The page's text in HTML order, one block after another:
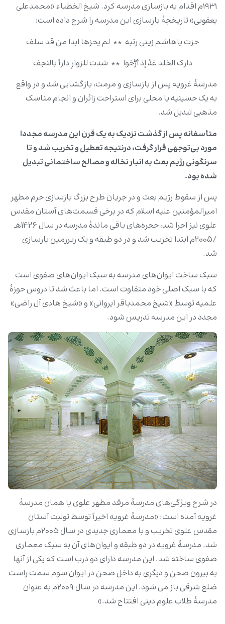
۱۹۳۱م اقدام به بازسازی مدرسه کرد. شیخ الخطباء «محمدعلی
یعقوبی» تاریخچۀ بازسازی این مدرسه را شرح داده است:
حزت یاهاشم زینی رتبه ** لم یحزها ابدا من قد سلف
دارک الخلد غدً إذ أرَّخوا ** شدت للزوارِ داراً بالنجف
مدرسۀ غرویه پس از بازسازی و مرمت، بازگشایی شد و در واقع
به یک حسینیه یا محلی برای استراحت زائران و انجام مناسک
مذهبی تبدیل شد.
متأسفانه پس از گذشت نزدیک به یک قرن این مدرسه مجددا
مورد بی‌توجهی قرار گرفت، درنتیجه تعطیل و تخریب شد و تا
سرنگونی رژیم بعث به انبار نخاله و مصالح ساختمانی تبدیل
شده بود.
پس از سقوط رژیم بعث و در جریان طرح بزرگ بازسازی حرم مطهر
امیرالمؤمنین علیه اسلام که در برخی قسمت‌های آستان مقدس
علوی نیز اجرا شد، حجره‌های باقی ماندۀ مدرسه در سال 1426هـ
/2005م ابتدا تخریب شد و در دو طبقه و یک زیرزمین بازسازی
شد.
سبک ساخت ایوان‌های مدرسه به سبک ایوان‌های صفوی است
که با سبک اصلی خود متفاوت است. اما باعث شد تا دروس حوزۀ
علمیه توسط «شیخ محمدباقر ایروانی» و «شیخ‌ هادی آل راضی»
مجدد در این مدرسه تدریس شود.
در شرح ویژگی‌های مدرسۀ مرقد مطهر علوی یا همان مدرسۀ
غرویه آمده است: «مدرسۀ غرویه اخیراً توسط تولیت آستان
مقدس علوی تخریب و با معماری جدیدی در سال ۲۰۰۵م بازسازی
شد. مدرسۀ غرویه در دو طبقه و ایوان‌های آن به سبک معماری
صفوی ساخته شد. این مدرسه دارای دو درب است که یکی از آنها
به بیرون صحن و دیگری به داخل صحن در ایوان سوم سمت راست
ضلع شرقی باز می شود. این مدرسه در سال ۲۰۰۹م به عنوان
مدرسۀ طلاب علوم دینی افتتاح شد.»